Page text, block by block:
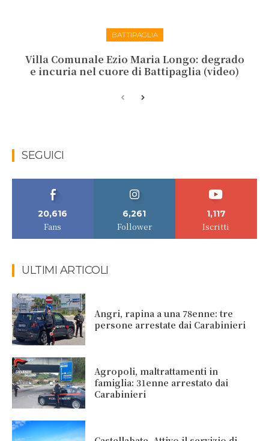
BATTIPAGLIA
Villa Comunale Ezio Maria Longo: degrado
e incuria nel cuore di Battipaglia (video)
SEGUICI
20,616
Fans
6,261
Follower
1,117
Iscritti
ULTIMI ARTICOLI
Angri, rapina a una 78enne: tre
persone arrestate dai Carabinieri
Agropoli, maltrattamenti in
famiglia: 31enne arrestato dai
Carabinieri